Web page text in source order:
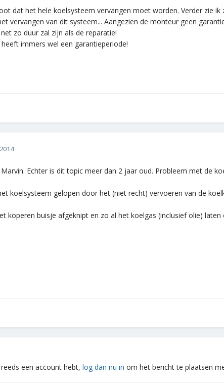
dat het hele koelsysteem vervangen moet worden. Verder zie
vervangen van dit systeem... Aangezien de monteur geen
zo duur zal zijn als de reparatie!
immers wel een garantieperiode!
Echter is dit topic meer dan 2 jaar oud. Probleem met de
koelsysteem gelopen door het (niet recht) vervoeren van de
koperen buisje afgeknipt en zo al het koelgas (inclusief olie)
een account hebt, log dan nu in om het bericht te plaatsen